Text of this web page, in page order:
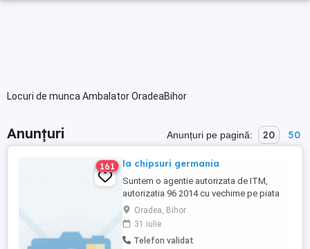
Locuri de munca Ambalator OradeaBihor
Anunțuri Anunțuri pe pagină: 20 50
161 la chipsuri germania
Suntem o agentie autorizata de ITM,
autorizatia 96 2014 cu vechime pe piata
muncii! Cautam personal necalificat
maxim 55 de ani la o fabrica de chipsuri in
Germania. Se ofera salariu intre 2000-400
euro in functie de clasa de impozitare si
Oradea, Bihor
31 iulie
Telefon validat